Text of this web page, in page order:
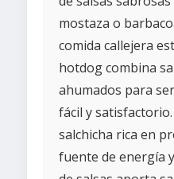
mostaza o
comida callejera
hotdog combina
ahumados para
fácil y
salchicha rica en
fuente de energía